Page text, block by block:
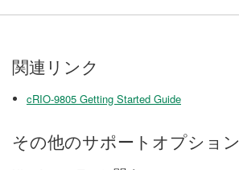
関連リンク
cRIO-9805 Getting Started Guide
その他のサポートオプション